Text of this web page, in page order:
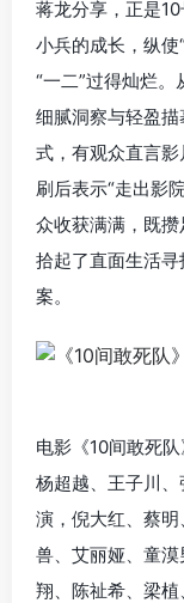
蒋龙分享，正是
小兵的成长，纵使
“一二”过得灿烂
细腻洞察与轻盈
式，有观众直言
刷后表示“走出影
众收获满满，既
拾起了直面生活
案。
电影《10间敢死
杨超越、王子川
演，倪大红、蔡
兽、艾丽娅、童
翔、陈祉希、梁